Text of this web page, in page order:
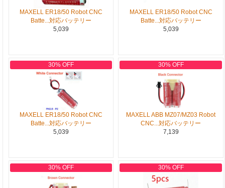
MAXELL ER18/50 Robot CNC
Batte...対応バッテリー
5,039
MAXELL ER18/50 Robot CNC
Batte...対応バッテリー
5,039
30% OFF
MAXELL ER18/50 Robot CNC
Batte...対応バッテリー
5,039
30% OFF
MAXELL ABB MZ07/MZ03 Robot
CNC...対応バッテリー
7,139
30% OFF 30% OFF